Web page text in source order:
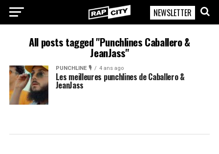
RapCity
NEWSLETTER
All posts tagged "Punchlines Caballero &
JeanJass"
PUNCHLINE 🎙️ 4 ans ago
Les meilleures punchlines de Caballero &
JeanJass